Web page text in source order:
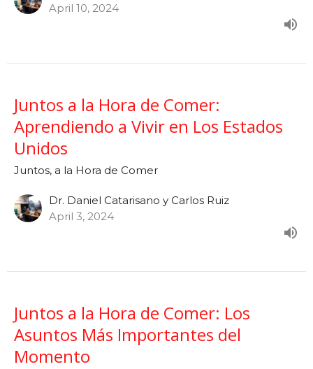
April 10, 2024
Juntos a la Hora de Comer:
Aprendiendo a Vivir en Los Estados
Unidos
Juntos, a la Hora de Comer
Dr. Daniel Catarisano y Carlos Ruiz
April 3, 2024
Juntos a la Hora de Comer: Los
Asuntos Más Importantes del
Momento